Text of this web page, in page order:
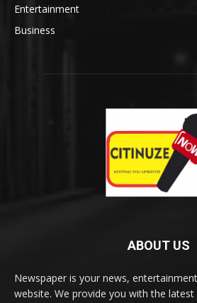
Entertainment
Business
ABOUT US
Newspaper is your news,
website. We provide you with the latest